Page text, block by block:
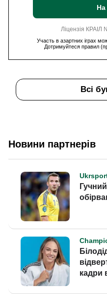
На
Ліцензія КРАІЛ
Участь в азартних іграх
Дотримуйтеся правил
Всі